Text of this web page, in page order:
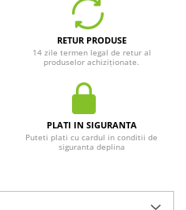
RETUR PRODUSE
14 zile termen legal de retur al
produselor achiziționate.
PLATI IN SIGURANTA
Puteti plati cu cardul in conditii de
siguranta deplina